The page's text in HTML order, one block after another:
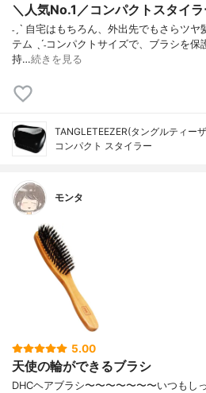
＼人気No.1／コンパクトスタイ
˗ˏˋ 自宅はもちろん、外出先でもさらツ
テム ˎˊ˗コンパクトサイズで、ブラシを保
持…続きを見る
TANGLETEEZER(タングルティー
コンパクト スタイラー
モンタ
5.00
天使の輪ができるブラシ
DHCヘアブラシ〜〜〜〜〜〜〜いつもし